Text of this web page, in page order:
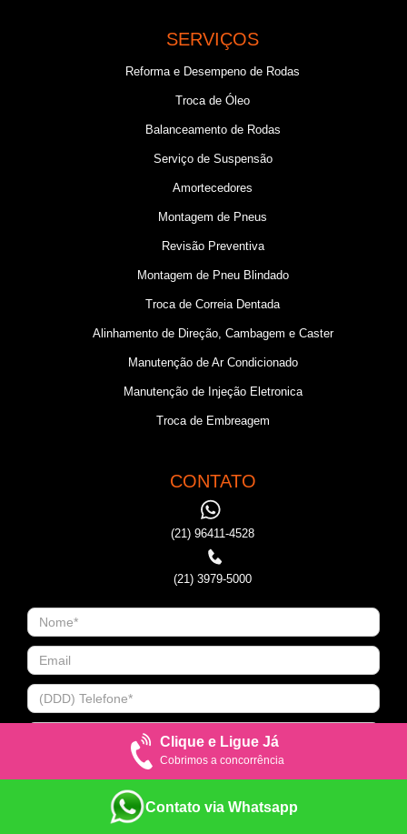
SERVIÇOS
Reforma e Desempeno de Rodas
Troca de Óleo
Balanceamento de Rodas
Serviço de Suspensão
Amortecedores
Montagem de Pneus
Revisão Preventiva
Montagem de Pneu Blindado
Troca de Correia Dentada
Alinhamento de Direção, Cambagem e Caster
Manutenção de Ar Condicionado
Manutenção de Injeção Eletronica
Troca de Embreagem
CONTATO
(21) 96411-4528
(21) 3979-5000
Clique e Ligue Já
Cobrimos a concorrência
Contato via Whatsapp